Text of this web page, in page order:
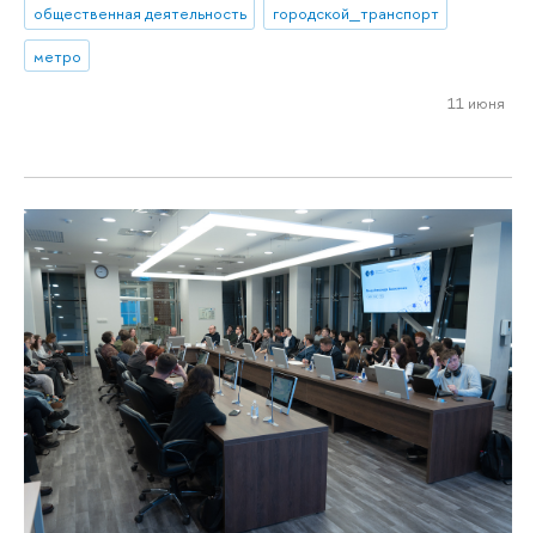
общественная деятельность
городской_транспорт
метро
11 июня